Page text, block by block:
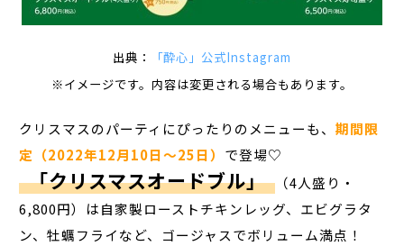
出典：
「酔心」公式Instagram
※イメージです。内容は変更される場合もあります。
クリスマスのパーティにぴったりのメニューも、期間限
定（2022年12月10日～25日） で登場♡
「クリスマスオードブル」
（4人盛り・
6,800円）は自家製ローストチキンレッグ、エビグラタ
ン、牡蠣フライなど、ゴージャスでボリューム満点！